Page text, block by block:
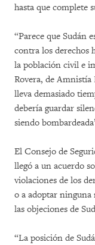
hasta que complete
“Parece que Sudán
contra los derechos
la población civil e
Rovera, de
lleva demasiado
debería guardar
siendo
El Consejo de
llegó a un acuerdo
violaciones de los
o a adoptar ninguna
las objeciones de
“La posición de